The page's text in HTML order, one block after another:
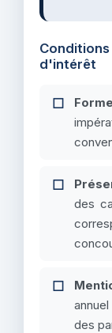
d'intérêt
des
des